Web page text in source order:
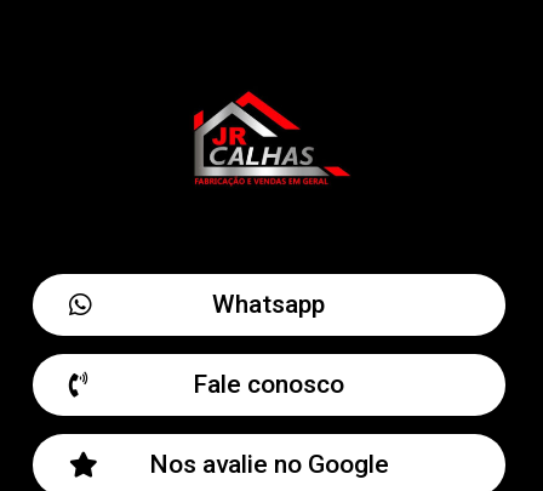
Whatsapp
Fale conosco
Nos avalie no Google